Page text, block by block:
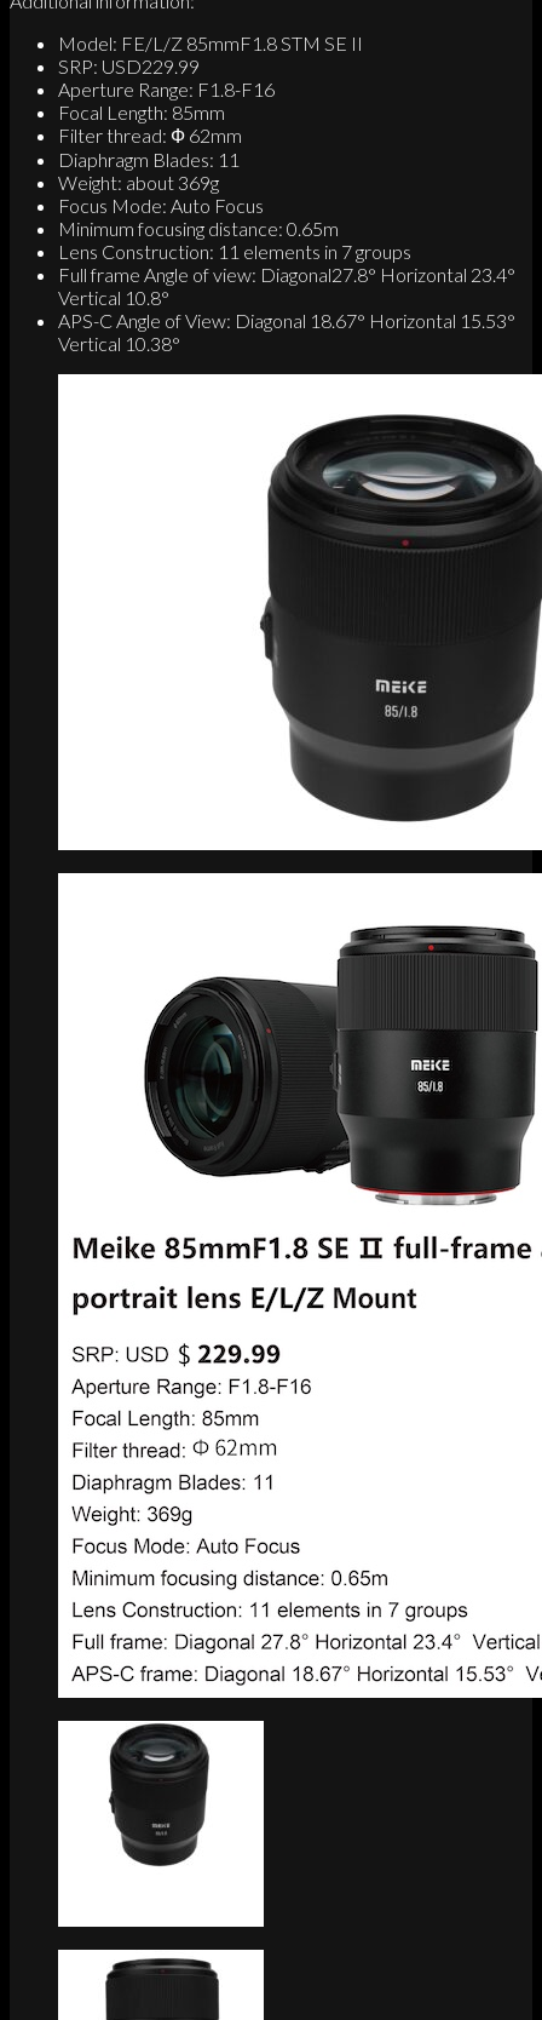
Model: FE/L/Z 85mmF1.8 STM SE II
SRP: USD229.99
Aperture Range: F1.8-F16
Focal Length: 85mm
Filter thread: Ф 62mm
Diaphragm Blades: 11
Weight: about 369g
Focus Mode: Auto Focus
Minimum focusing distance: 0.65m
Lens Construction: 11 elements in 7 groups
Full frame Angle of view: Diagonal27.8° Horizontal 23.4°
Vertical 10.8°
APS-C Angle of View: Diagonal 18.67° Horizontal 15.53°
Vertical 10.38°